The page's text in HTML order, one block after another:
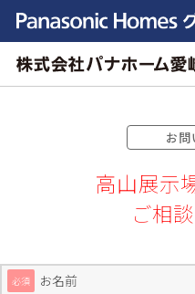
お問
高山展示
ご相
必須 お名前